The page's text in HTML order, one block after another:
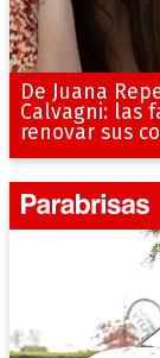
De Juana
Calvagni: las
renovar sus